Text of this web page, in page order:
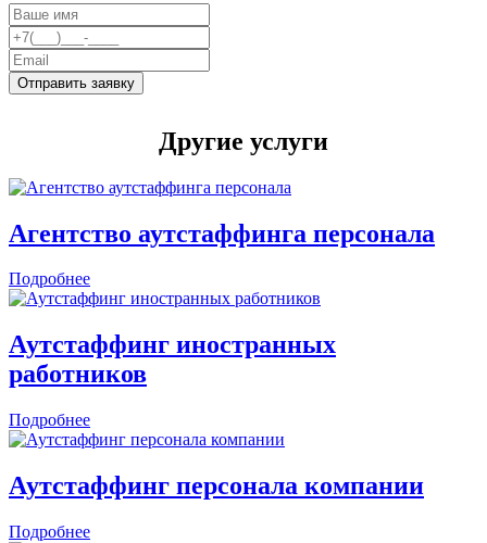
Отправить заявку
Другие услуги
Агентство аутстаффинга персонала
Подробнее
Аутстаффинг иностранных
работников
Подробнее
Аутстаффинг персонала компании
Подробнее